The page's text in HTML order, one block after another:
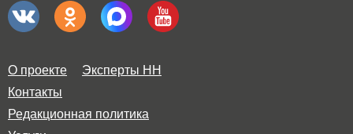
О проекте
Эксперты НН
Контакты
Редакционная политика